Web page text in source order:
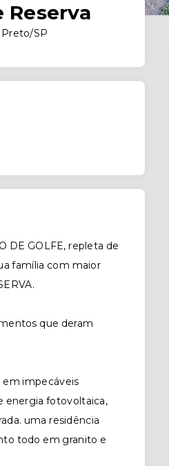
Reserva
Preto/SP
DE GOLFE, repleta de
família com maior
que deram
em impecáveis
energia fotovoltaica,
uma residência
todo em granito e